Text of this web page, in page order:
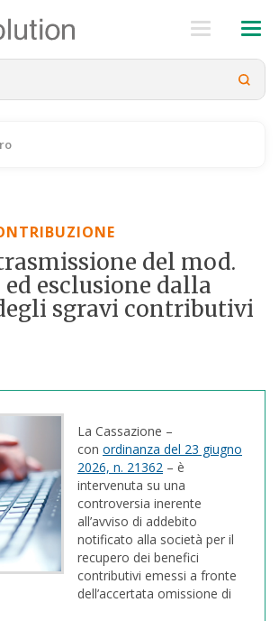
del mod.
esclusione dalla
sgravi contributivi
La Cassazione –
con ordinanza del 23 giugno
2026, n. 21362 – è
intervenuta su una
controversia inerente
all’avviso di addebito
notificato alla società per il
recupero dei benefici
contributivi emessi a fronte
dell’accertata omissione di